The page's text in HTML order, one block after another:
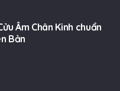
Âm Chân Kinh chuẩn
Bản